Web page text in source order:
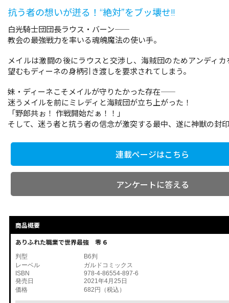
抗う者の想いが迸る！“絶対”をブッ壊せ!!
白光騎士団団長ラウス・バーン――
教会の最強戦力を率いる魂魄魔法の使い手。
メイルは激闘の後にラウスと交渉し、海賊団のためアンディ
望むもディーネの身柄引き渡しを要求されてしまう。
妹・ディーネこそメイルが守りたかった存在――
迷うメイルを前にミレディと海賊団が立ち上がった！
「野郎共ぉ！ 作戦開始だぁ！！」
そして、迷う者と抗う者の信念が激突する最中、遂に神獣の封印
連載ページはこちら
アンケートに答える
商品概要
ありふれた職業で世界最強 零 6
判型
B6判
レーベル
ガルドコミックス
ISBN
978-4-86554-897-6
発売日
2021年4月25日
価格
682円（税込）